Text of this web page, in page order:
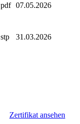
pdf 07.05.2026
stp 31.03.2026
Zertifikat ansehen